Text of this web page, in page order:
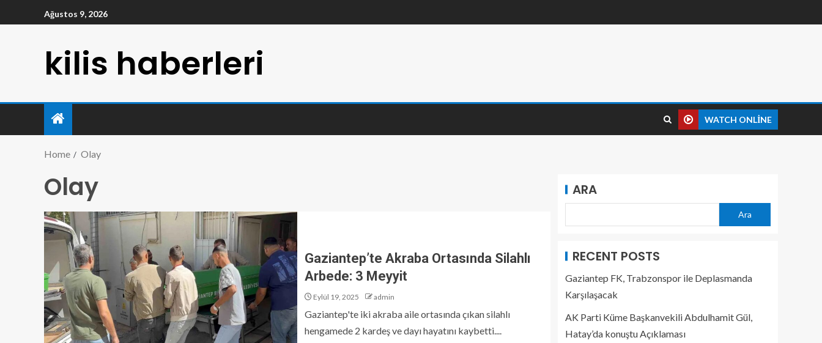
Ağustos 9, 2026
kilis haberleri
WATCH ONLINE
Home Olay
Olay
Gaziantep’te Akraba Ortasında Silahlı
Arbede: 3 Meyyit
Eylül 19, 2025 admin
Gaziantep'te iki akraba aile ortasında çıkan silahlı
hengamede 2 kardeş ve dayı hayatını kaybetti....
ARA
Ara
RECENT POSTS
Gaziantep FK, Trabzonspor ile Deplasmanda
Karşılaşacak
AK Parti Küme Başkanvekili Abdulhamit Gül,
Hatay’da konuştu Açıklaması